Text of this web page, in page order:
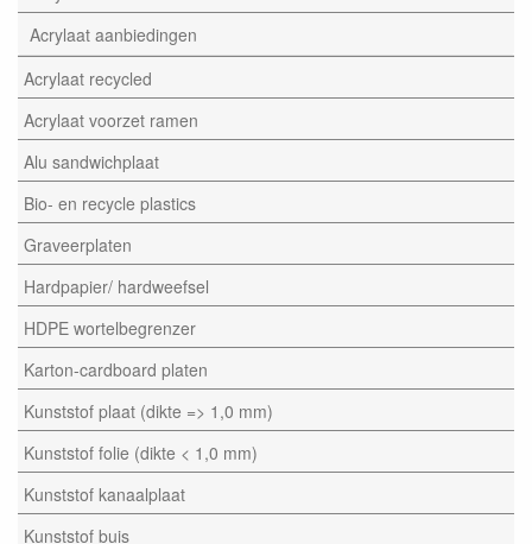
Acrylaat aanbiedingen
Acrylaat recycled
Acrylaat voorzet ramen
Alu sandwichplaat
Bio- en recycle plastics
Graveerplaten
Hardpapier/ hardweefsel
HDPE wortelbegrenzer
Karton-cardboard platen
Kunststof plaat (dikte => 1,0 mm)
Kunststof folie (dikte < 1,0 mm)
Kunststof kanaalplaat
Kunststof buis